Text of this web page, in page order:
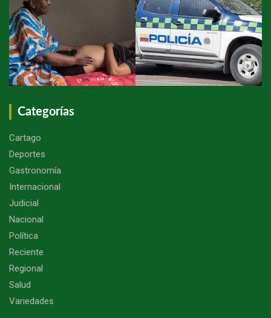
Categorías
Cartago
Deportes
Gastronomía
Internacional
Judicial
Nacional
Política
Reciente
Regional
Salud
Variedades